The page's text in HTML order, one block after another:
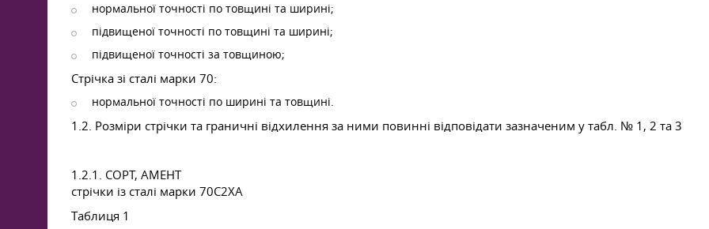
нормальної точності по товщині та ширині;
підвищеної точності по товщині та ширині;
підвищеної точності за товщиною;
Стрічка зі сталі марки 70:
нормальної точності по ширині та товщині.
1.2. Розміри стрічки та граничні відхилення за ними повинні відповідати зазначеним у табл. № 1, 2 та 3
1.2.1. СОРТ, АМЕНТ
стрічки із сталі марки 70С2ХА
Таблиця 1